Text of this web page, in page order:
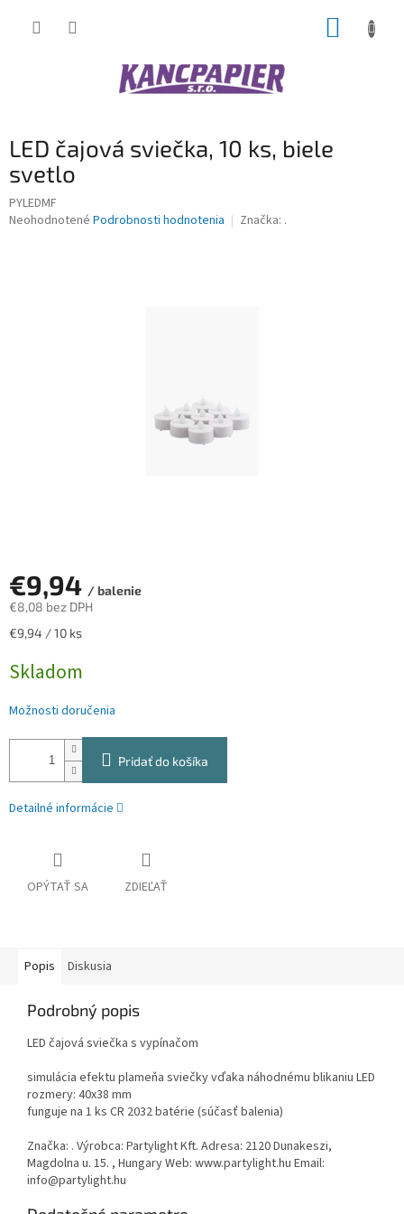
LED čajová sviečka, 10 ks, biele
svetlo
PYLEDMF
Priemerné
Neohodnotené Podrobnosti hodnotenia Značka: .
€9,94 / balenie
€8,08 bez DPH
Jednotková
€9,94 / 10 ks
Skladom
Možnosti doručenia
Pridať do košíka
Detailné informácie
OPÝTAŤ SA ZDIEĽAŤ
Popis Diskusia
Podrobný popis
LED čajová sviečka s vypínačom
simulácia efektu plameňa sviečky vďaka náhodnému blikaniu LED
rozmery: 40x38 mm
funguje na 1 ks CR 2032 batérie (súčasť balenia)
Značka: . Výrobca: Partylight Kft. Adresa: 2120 Dunakeszi,
Magdolna u. 15. , Hungary Web: www.partylight.hu Email:
info@partylight.hu